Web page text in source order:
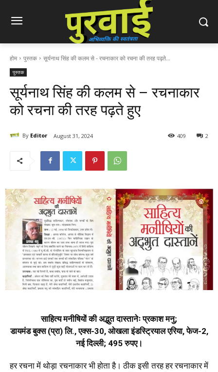
होम पुस्तक सूर्यनाथ सिंह की कलम से - रचनाकार को रचना की तरह पढ़ते...
पुस्तक
सूर्यनाथ सिंह की कलम से – रचनाकार
को रचना की तरह पढ़ते हुए
By Editor August 31, 2024 2
409
साहित्य मनीषियों की अद्भुत दास्तानेः प्रकाश मनु;
डायमंड बुक्स (प्रा) लि., एक्स-30, ओखला इंडस्ट्रियाल एरिया, फेज-2,
नई दिल्ली; 495 रुपए।
हर रचना में थोड़ा रचनाकार भी होता है। ठीक इसी तरह हर रचनाकार में